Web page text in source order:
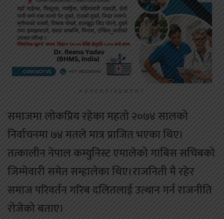
ADVERTISEMENT
समाजमा लोकप्रिय रहेका महतो २०७४ सालको
निर्वाचनमा ७४ मतले मात्र प्राजित भएका थिए।
तत्कालीन नेपाल कम्युनिस्ट एमालेको गाबिस सचिबको
जिम्मेवारी समेत सम्हालेका थिए।राजनिती मै रहेर
समाज परिवर्तन गरिब दलितलाई उत्थान गर्न राजनीति
रोजेको बताए।